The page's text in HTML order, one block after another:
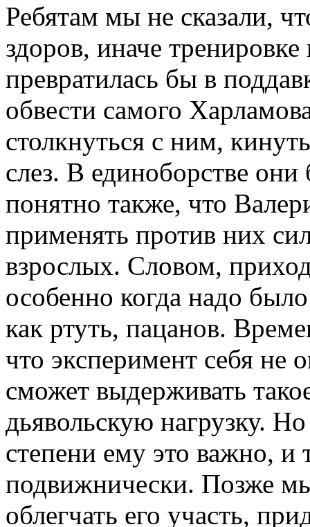
Ребятам мы не сказали,
здоров, иначе
превратилась бы в
обвести самого
столкнуться с ним,
слез. В единоборстве
понятно также, что
применять против них
взрослых. Словом,
особенно когда надо
как ртуть, пацанов.
что эксперимент себя не
сможет выдерживать
дьявольскую нагрузку.
степени ему это важно, и
подвижнически. Позже
облегчать его участь,